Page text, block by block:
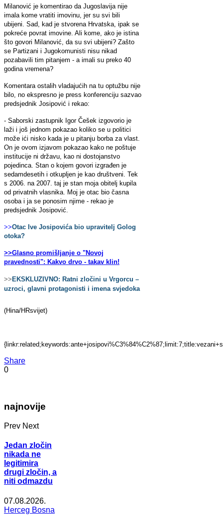
Milanović je komentirao da Jugoslavija nije
imala kome vratiti imovinu, jer su svi bili
ubijeni. Sad, kad je stvorena Hrvatska, ipak se
pokreće povrat imovine. Ali kome, ako je istina
što govori Milanović, da su svi ubijeni? Zašto
se Partizani i Jugokomunisti nisu nikad
pozabavili tim pitanjem - a imali su preko 40
godina vremena?
Komentara ostalih vladajućih na tu optužbu nije
bilo, no ekspresno je press konferenciju sazvao
predsjednik Josipović i rekao:
- Saborski zastupnik Igor Češek izgovorio je
laži i još jednom pokazao koliko se u politici
može ići nisko kada je u pitanju borba za vlast.
On je ovom izjavom pokazao kako ne poštuje
institucije ni državu, kao ni dostojanstvo
pojedinca. Stan o kojem govori izgrađen je
sedamdesetih i otkupljen je kao društveni. Tek
s 2006. na 2007. taj je stan moja obitelj kupila
od privatnih vlasnika. Moj je otac bio časna
osoba i ja se ponosim njime - rekao je
predsjednik Josipović.
>>Otac Ive Josipovića bio upravitelj Golog
otoka?
>>Glasno promišljanje o "Novoj
pravednosti": Kakvo drvo - takav klin!
>>EKSKLUZIVNO: Ratni zločini u Vrgorcu –
uzroci, glavni protagonisti i imena svjedoka
(Hina/HRsvijet)
Share
0
najnovije
Prev Next
Jedan zločin
nikada ne
legitimira
drugi zločin, a
niti odmazdu
07.08.2026.
Herceg Bosna